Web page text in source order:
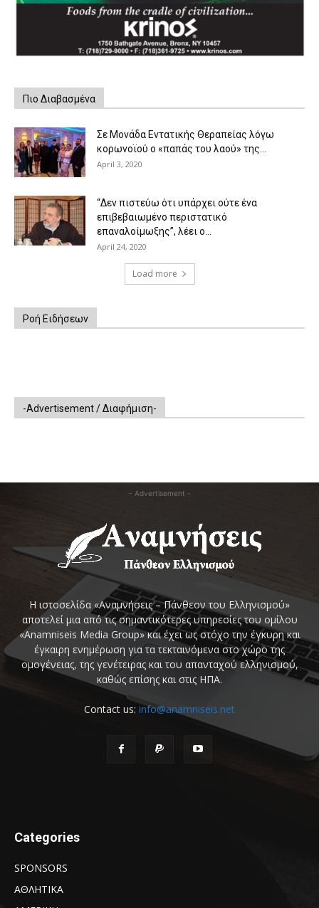
Πιο Διαβασμένα
Σε Μονάδα Εντατικής Θεραπείας λόγω
κορωνοϊού ο «παπάς του λαού» της...
April 3, 2020
“Δεν πιστεύω ότι υπάρχει ούτε ένα
επιβεβαιωμένο περιστατικό
επαναλοίμωξης”, λέει ο...
April 24, 2020
Load more
Ροή Ειδήσεων
-Advertisement / Διαφήμιση-
- Advertisement -
Η ιστοσελίδα «Αναμνήσεις – Πάνθεον του Ελληνισμού»
αποτελεί μια από τις σημαντικότερες υπηρεσίες του ομίλου
«Anamniseis Media Group» και έχει ως στόχο την έγκυρη και
έγκαιρη ενημέρωση για τα τεκταινόμενα στο χώρο της
ομογένειας, της γενέτειρας και του απανταχού ελληνισμού,
καθώς επίσης και στις ΗΠΑ.
Contact us: info@anamniseis.net
Categories
SPONSORS
ΑΘΛΗΤΙΚΑ